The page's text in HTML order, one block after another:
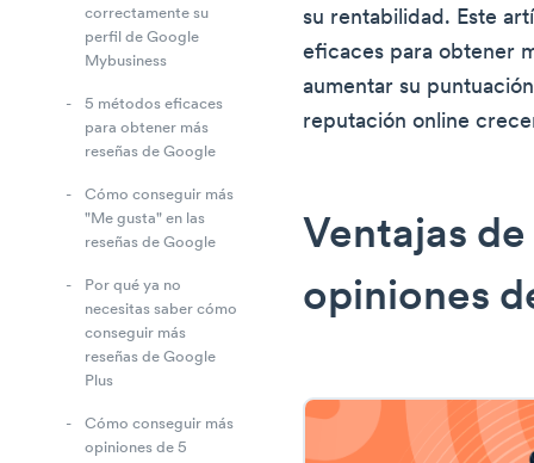
correctamente su
perfil de Google
Mybusiness
5 métodos eficaces
para obtener más
reseñas de Google
Cómo conseguir más
"Me gusta" en las
reseñas de Google
Por qué ya no
necesitas saber cómo
conseguir más
reseñas de Google
Plus
Cómo conseguir más
opiniones de 5
su rentabilidad. Este
eficaces para obtener
aumentar su
reputación online
Ventajas
opiniones